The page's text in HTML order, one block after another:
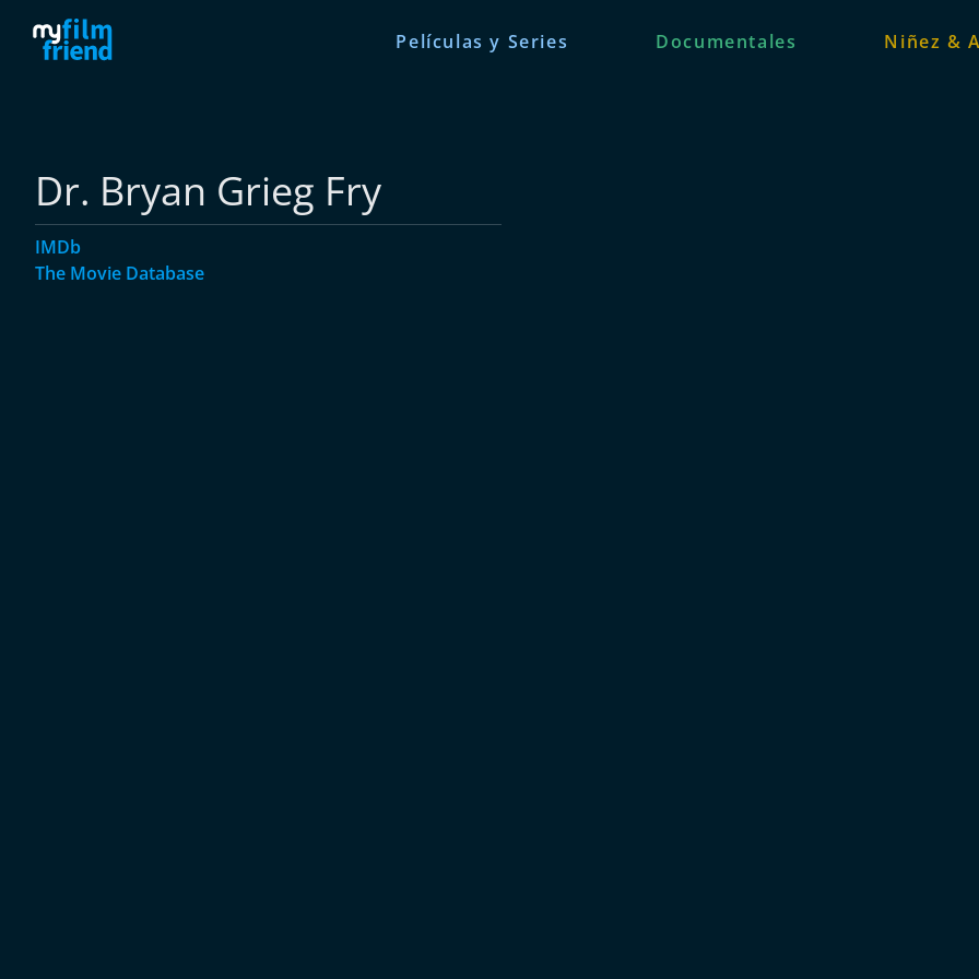
Películas y Series Documentales Niñez &
Dr. Bryan Grieg Fry
IMDb
The Movie Database